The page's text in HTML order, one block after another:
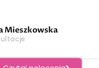
Mieszkowska